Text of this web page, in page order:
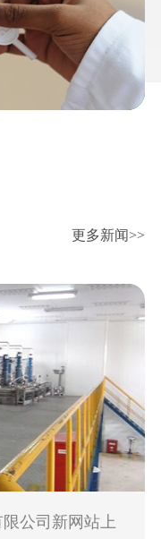
更多新闻>>
公司新网站上